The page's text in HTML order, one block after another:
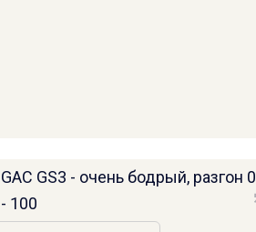
GAC GS3 - очень бодрый, разгон 0
- 100